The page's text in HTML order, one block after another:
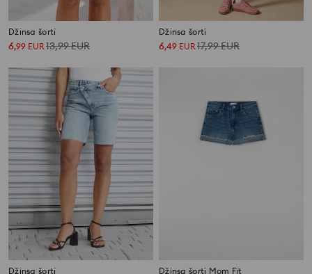
Džinsa šorti
6,99 EUR 13,99EUR
Džinsa šorti
6,49 EUR 17,99EUR
Džinsa šorti Džinsa šorti Mom Fit